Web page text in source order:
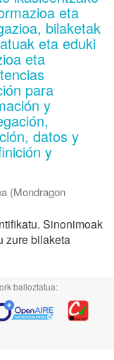
eta
bilaketak
eta eduki
eta
para
y
datos y
y
(Mondragon
Sinonimoak
zure bilaketa
balioztatua: